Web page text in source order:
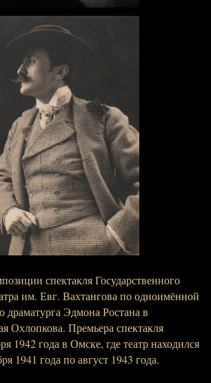
спектакля Государственного
им. Евг. Вахтангова по одноимённой
драматурга Эдмона Ростана в
Охлопкова. Премьера спектакля
1942 года в Омске, где театр находился
1941 года по август 1943 года.